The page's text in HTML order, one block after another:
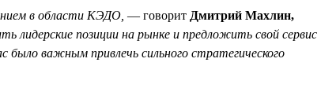
в области КЭДО, — говорит Дмитрий Махлин,
лидерские позиции на рынке и предложить свой сервис
важным привлечь сильного стратегического